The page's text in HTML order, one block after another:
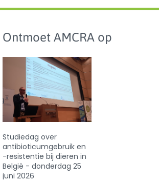
Ontmoet AMCRA op
Studiedag over
antibioticumgebruik en
-resistentie bij dieren in
België - donderdag 25
juni 2026